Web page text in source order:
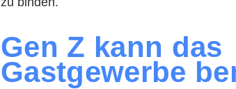
Gen Z kann das
Gastgewerbe